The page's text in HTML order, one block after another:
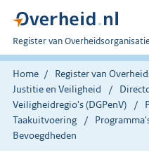
U
bent
nu
hier:
Register van
Home Register van
Justitie en Veiligheid
Veiligheidregio's (DGPenV)
Taakuitvoering
Bevoegdheden